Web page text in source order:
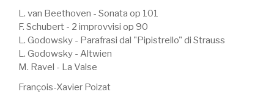
L. van Beethoven - Sonata op 101
F. Schubert - 2 improvvisi op 90
L. Godowsky - Parafrasi dal "Pipistrello" di Strauss
L. Godowsky - Altwien
M. Ravel - La Valse
François-Xavier Poizat